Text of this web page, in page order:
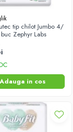
tip chilot Jumbo 4/
Zephyr Labs
Adauga in cos